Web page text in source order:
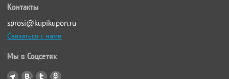
Контакты
sprosi@kupikupon.ru
Связаться с нами
Мы в Соцсетях